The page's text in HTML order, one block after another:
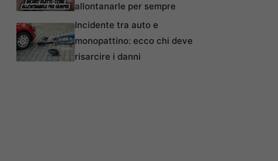
allontanarle per sempre
Incidente tra auto e
monopattino: ecco chi deve
risarcire i danni